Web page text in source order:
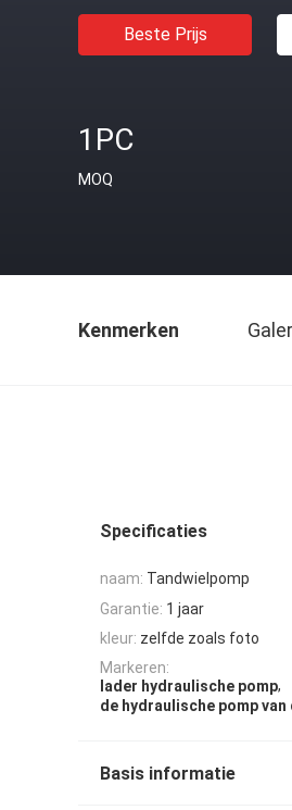
Beste Prijs
1PC
MOQ
Kenmerken
Specificaties
naam: Tandwielpomp
Garantie: 1 jaar
kleur: zelfde zoals foto
Markeren:
lader hydraulische pomp,
de hydraulische pomp
Basis informatie